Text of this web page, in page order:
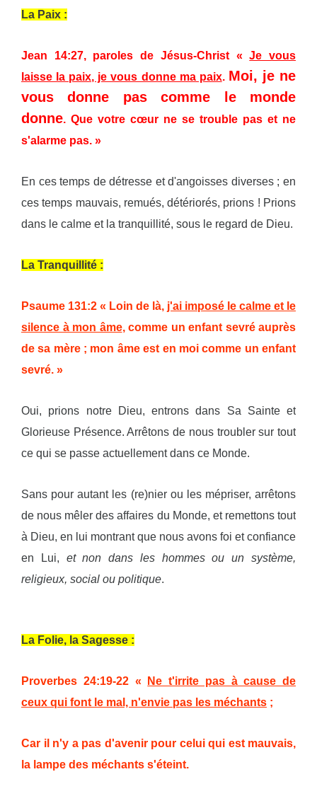
La Paix :
Jean 14:27, paroles de Jésus-Christ «Je vous
laisse la paix, je vous donne ma paix. Moi, je ne
vous donne pas comme le monde
donne. Que votre cœur ne se trouble pas et ne
s'alarme pas. »
En ces temps de détresse et d'angoisses diverses ; en
ces temps mauvais, remués, détériorés, prions ! Prions
dans le calme et la tranquillité, sous le regard de Dieu.
La Tranquillité :
Psaume 131:2 « Loin de là, j'ai imposé le calme et le
silence à mon âme, comme un enfant sevré auprès
de sa mère ; mon âme est en moi comme un enfant
sevré. »
Oui, prions notre Dieu, entrons dans Sa Sainte et
Glorieuse Présence. Arrêtons de nous troubler sur tout
ce qui se passe actuellement dans ce Monde.
Sans pour autant les (re)nier ou les mépriser, arrêtons
de nous mêler des affaires du Monde, et remettons tout
à Dieu, en lui montrant que nous avons foi et confiance
en Lui, et non dans les hommes ou un système,
religieux, social ou politique.
La Folie, la Sagesse :
Proverbes 24:19-22 «
Ne t'irrite pas à cause de
ceux qui font le mal, n'envie pas les méchants ;
Car il n'y a pas d'avenir pour celui qui est mauvais,
la lampe des méchants s'éteint.